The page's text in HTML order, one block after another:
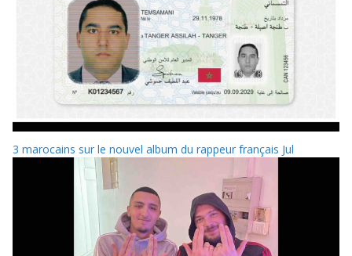
3 marocains sur le nouvel album du rappeur français Jul